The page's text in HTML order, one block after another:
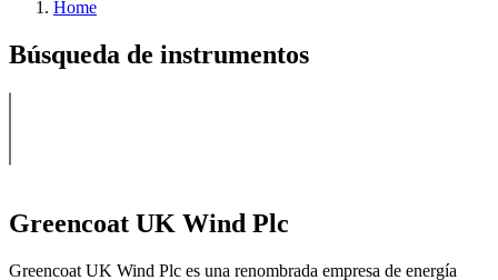
Home
Búsqueda de instrumentos
Greencoat UK Wind Plc
Greencoat UK Wind Plc es una renombrada empresa de energía